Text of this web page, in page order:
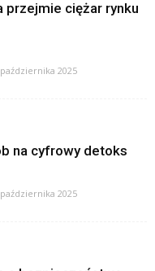
przejmie ciężar rynku
2025
na cyfrowy detoks
2025